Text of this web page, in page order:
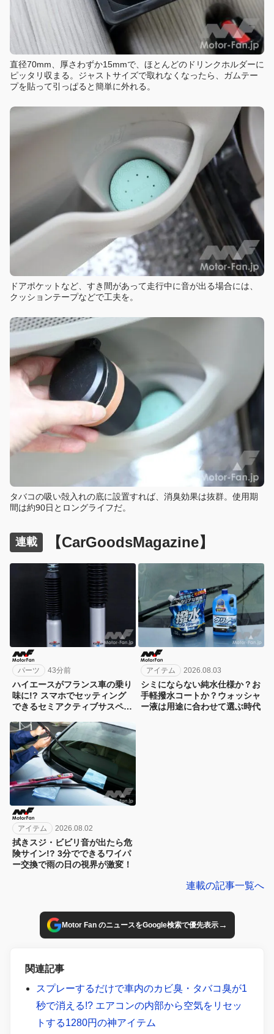
直径70mm、厚さわずか15mmで、ほとんどのドリンクホルダーに
ピッタリ収まる。ジャストサイズで取れなくなったら、ガムテー
プを貼って引っぱると簡単に外れる。
ドアポケットなど、すき間があって走行中に音が出る場合には、
クッションテープなどで工夫を。
タバコの吸い殻入れの底に設置すれば、消臭効果は抜群。使用期
間は約90日とロングライフだ。
連載 【CarGoodsMagazine】
パーツ 43分前
ハイエースがフランス車の乗り
味に!? スマホでセッティング
できるセミアクティブサスペン
凄い
アイテム 2026.08.03
シミにならない純水仕様か？お
手軽撥水コートか？ウォッシャ
ー液は用途に合わせて選ぶ時代
アイテム 2026.08.02
拭きスジ・ビビリ音が出たら危
険サイン!? 3分でできるワイパ
ー交換で雨の日の視界が激変！
連載の記事一覧へ
Motor Fan のニュースをGoogle検索で優先表示→
関連記事
スプレーするだけで車内のカビ臭・タバコ臭が1
秒で消える!? エアコンの内部から空気をリセッ
トする1280円の神アイテム